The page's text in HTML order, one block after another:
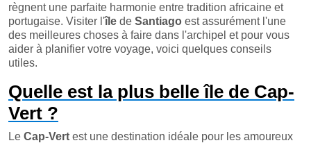
règnent une parfaite harmonie entre tradition africaine et
portugaise. Visiter l'île de Santiago est assurément l'une
des meilleures choses à faire dans l'archipel et pour vous
aider à planifier votre voyage, voici quelques conseils
utiles.
Quelle est la plus belle île de Cap-
Vert ?
Le Cap-Vert est une destination idéale pour les amoureux